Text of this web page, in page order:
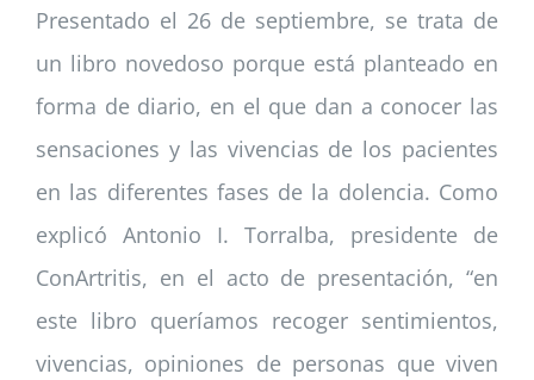
Presentado el 26 de septiembre, se trata de
un libro novedoso porque está planteado en
forma de diario, en el que dan a conocer las
sensaciones y las vivencias de los pacientes
en las diferentes fases de la dolencia. Como
explicó Antonio I. Torralba, presidente de
ConArtritis, en el acto de presentación, “en
este libro queríamos recoger sentimientos,
vivencias, opiniones de personas que viven